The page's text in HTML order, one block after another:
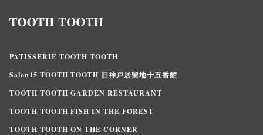
PATISSERIE TOOTH TOOTH
Salon15 TOOTH TOOTH 旧神戸居留地十五番館
TOOTH TOOTH GARDEN RESTAURANT
TOOTH TOOTH FISH IN THE FOREST
TOOTH TOOTH ON THE CORNER